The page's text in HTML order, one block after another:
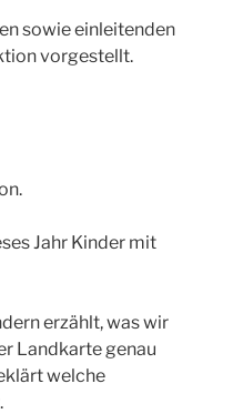
sowie einleitenden
vorgestellt.
Jahr Kinder mit
erzählt, was wir
Landkarte genau
welche